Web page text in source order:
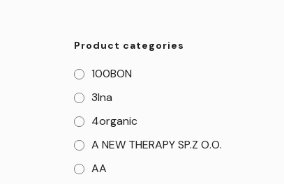
Product categories
100BON
3Ina
4organic
A NEW THERAPY SP.Z O.O.
AA